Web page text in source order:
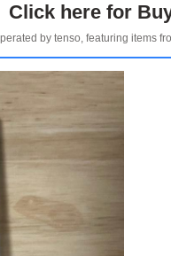
Click here for
by tenso, featuring items